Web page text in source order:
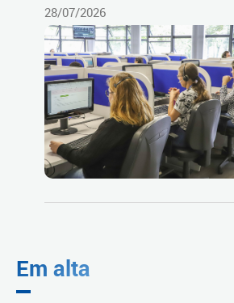
28/07/2026
Em alta